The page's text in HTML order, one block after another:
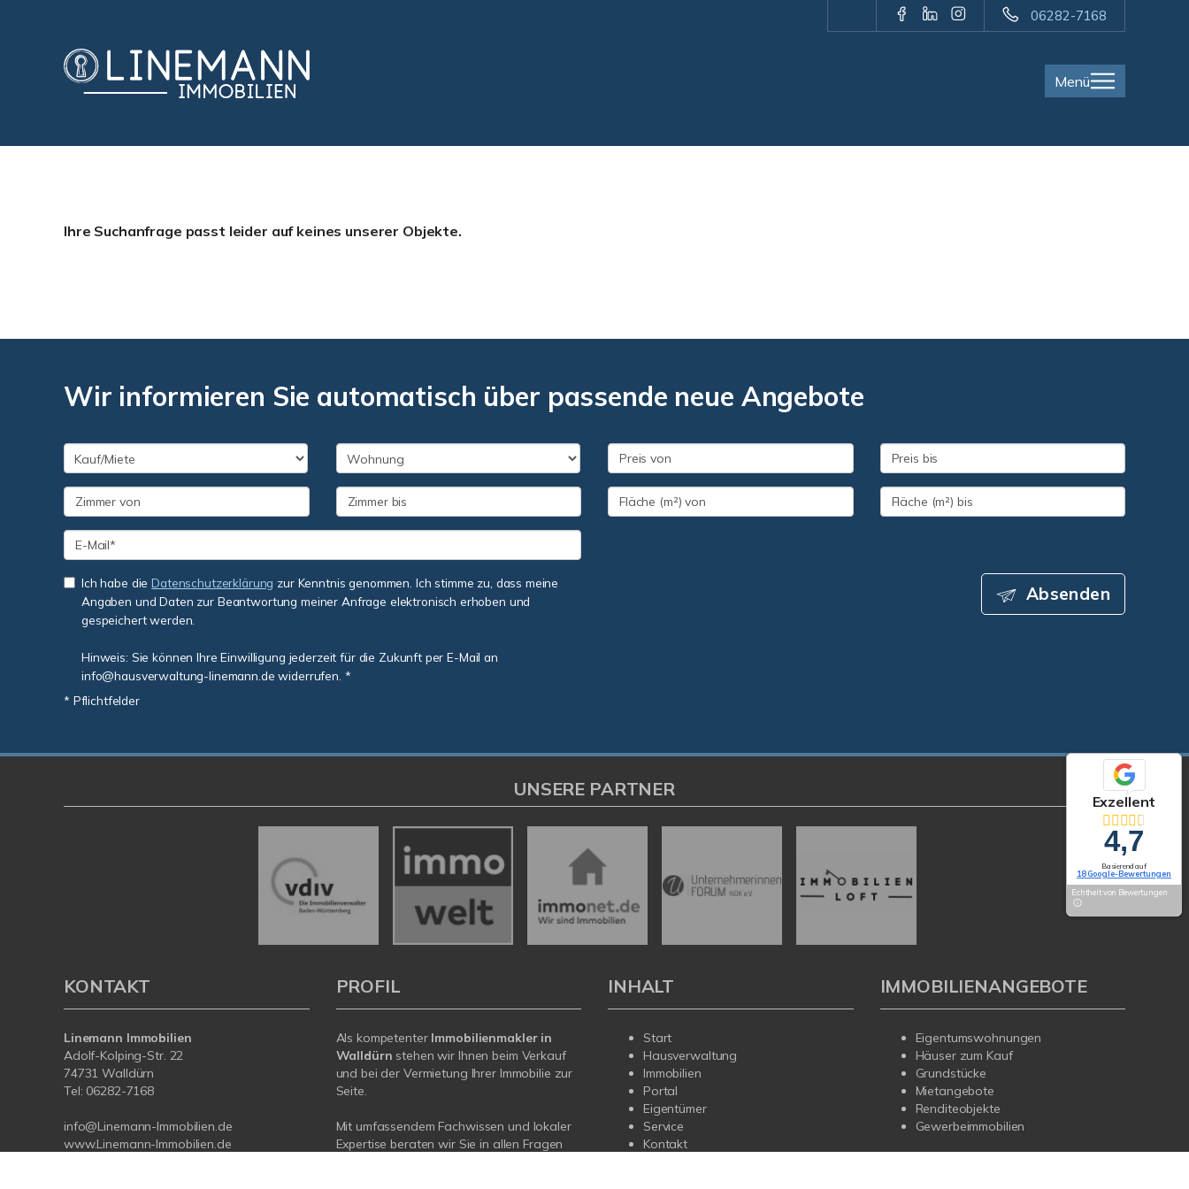
06282-7168
Menü
Ihre Suchanfrage passt leider auf keines unserer Objekte.
Wir informieren Sie automatisch über passende neue Angebote
Ich habe die Datenschutzerklärung zur Kenntnis genommen. Ich stimme zu, dass meine
Angaben und Daten zur Beantwortung meiner Anfrage elektronisch erhoben und
gespeichert werden.
Hinweis: Sie können Ihre Einwilligung jederzeit für die Zukunft per E-Mail an
info@hausverwaltung-linemann.de widerrufen. *
* Pflichtfelder
Absenden
Exzellent
4,7
Basierend auf
18 Google-Bewertungen
Echtheit von Bewertungen
UNSERE PARTNER
KONTAKT
Linemann Immobilien
Adolf-Kolping-Str. 22
74731 Walldürn
Tel: 06282-7168
info@Linemann-Immobilien.de
www.Linemann-Immobilien.de
PROFIL
Als kompetenter Immobilienmakler in
Walldürn stehen wir Ihnen beim Verkauf
und bei der Vermietung Ihrer Immobilie zur
Seite.
Mit umfassendem Fachwissen und lokaler
Expertise beraten wir Sie in allen Fragen
INHALT
Start
Hausverwaltung
Immobilien
Portal
Eigentümer
Service
Kontakt
IMMOBILIENANGEBOTE
Eigentumswohnungen
Häuser zum Kauf
Grundstücke
Mietangebote
Renditeobjekte
Gewerbeimmobilien